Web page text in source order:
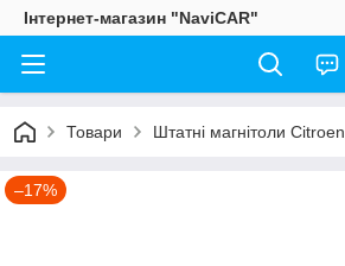
Інтернет-магазин "NaviCAR"
Товари Штатні магнітоли Citroen
–17%